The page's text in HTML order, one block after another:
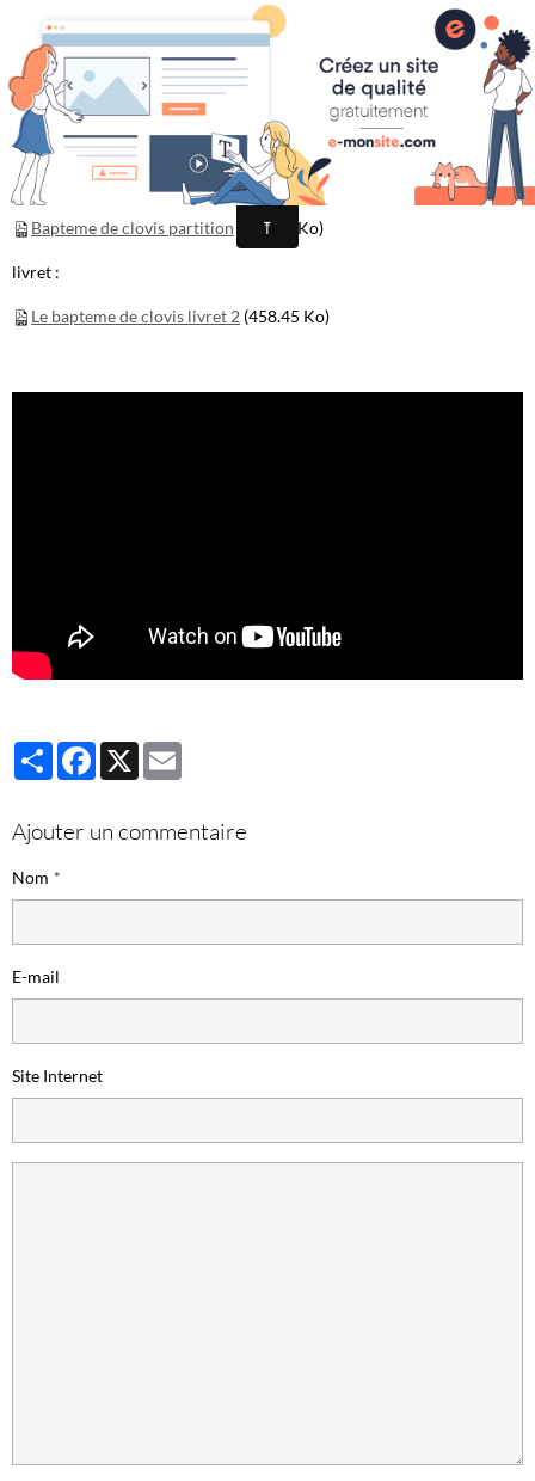
Yves-Marie Adeline
Opus 13 Le Baptême de
Clovis - Oratorio
Bapteme de clovis partition (608.12 Ko)
livret :
Le bapteme de clovis livret 2 (458.45 Ko)
PartagerFacebook
X
Ajouter un commentaire
Nom
E-mail
Site Internet